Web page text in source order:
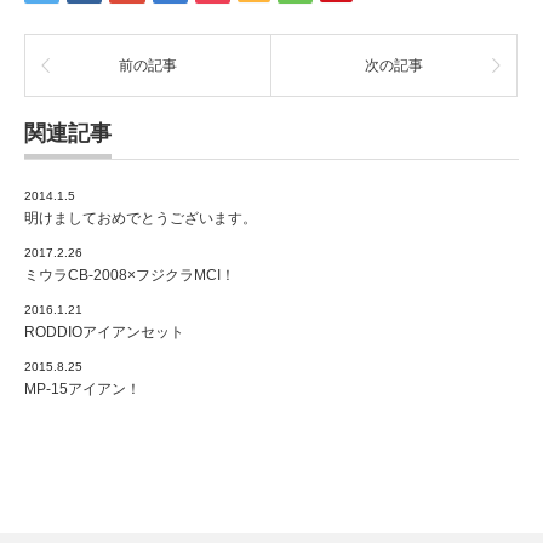
前の記事 次の記事
関連記事
2014.1.5
明けましておめでとうございます。
2017.2.26
ミウラCB-2008×フジクラMCI！
2016.1.21
RODDIOアイアンセット
2015.8.25
MP-15アイアン！